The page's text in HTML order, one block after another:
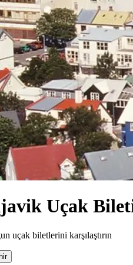
Uçak
uçak biletlerini karşılaştırın